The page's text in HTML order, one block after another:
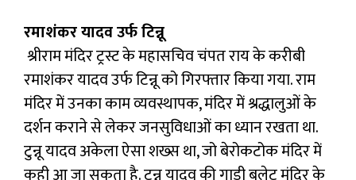
रमाशंकर यादव उर्फ टिन्नू
श्रीराम मंदिर ट्रस्ट के महासचिव चंपत राय के करीबी
रमाशंकर यादव उर्फ टिन्नू को गिरफ्तार किया गया. राम
मंदिर में उनका काम व्यवस्थापक, मंदिर में श्रद्धालुओं के
दर्शन कराने से लेकर जनसुविधाओं का ध्यान रखता था.
टुन्नू यादव अकेला ऐसा शख्स था, जो बेरोकटोक मंदिर में